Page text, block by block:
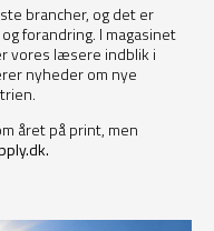
brancher, og det er
forandring. I magasinet
vores læsere indblik i
nyheder om nye
året på print, men
.